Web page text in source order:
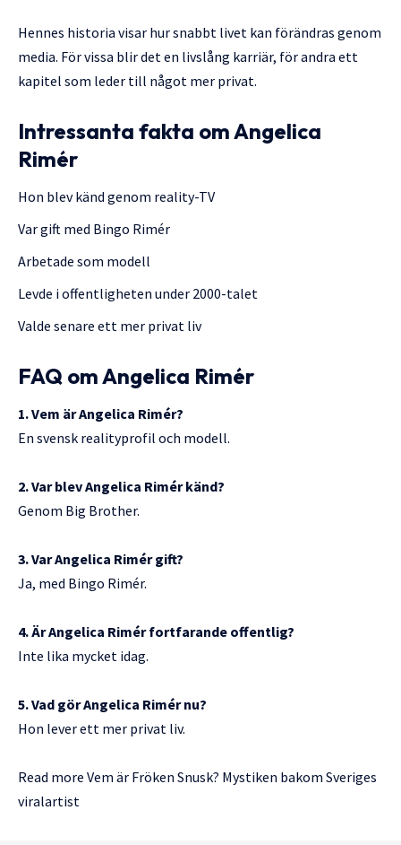
Hennes historia visar hur snabbt livet kan förändras genom
media. För vissa blir det en livslång karriär, för andra ett
kapitel som leder till något mer privat.
Intressanta fakta om Angelica
Rimér
Hon blev känd genom reality-TV
Var gift med Bingo Rimér
Arbetade som modell
Levde i offentligheten under 2000-talet
Valde senare ett mer privat liv
FAQ om Angelica Rimér
1. Vem är Angelica Rimér?
En svensk realityprofil och modell.
2. Var blev Angelica Rimér känd?
Genom Big Brother.
3. Var Angelica Rimér gift?
Ja, med Bingo Rimér.
4. Är Angelica Rimér fortfarande offentlig?
Inte lika mycket idag.
5. Vad gör Angelica Rimér nu?
Hon lever ett mer privat liv.
Read more Vem är Fröken Snusk? Mystiken bakom Sveriges
viralartist